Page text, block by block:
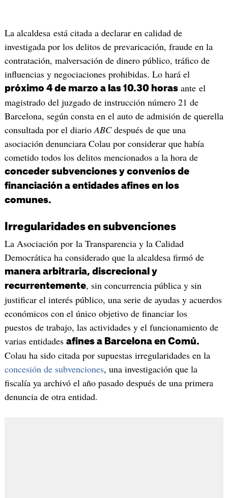
La alcaldesa está citada a declarar en calidad de
investigada por los delitos de prevaricación, fraude en la
contratación, malversación de dinero público, tráfico de
influencias y negociaciones prohibidas. Lo hará el
próximo 4 de marzo a las 10.30 horasante el
magistrado del juzgado de instrucción número 21 de
Barcelona, según consta en el auto de admisión de querella
consultada por el diario ABCdespués de que una
asociación denunciara Colau por considerar que había
cometido todos los delitos mencionados a la hora de
conceder subvenciones y convenios de
financiación a entidades afines en los
comunes.
Irregularidades en subvenciones
La Asociación por la Transparencia y la Calidad
Democrática ha considerado que la alcaldesa firmó de
manera arbitraria, discrecional y
recurrentemente, sin concurrencia pública y sin
justificar el interés público, una serie de ayudas y acuerdos
económicos con el único objetivo de financiar los
puestos de trabajo, las actividades y el funcionamiento de
varias entidades afines a Barcelona en Comú.
Colau ha sido citada por supuestas irregularidades en la
concesión de subvenciones, una investigación que la
fiscalía ya archivó el año pasado después de una primera
denuncia de otra entidad.